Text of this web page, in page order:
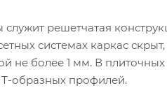
решетчатая
системах каркас
более 1 мм. В плиточных
образных профилей.